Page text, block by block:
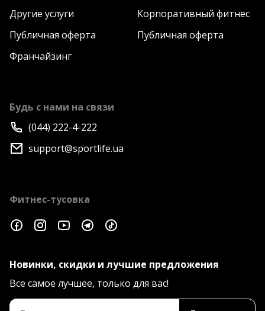
Другие услуги
Корпоративный фитнес
Публичная оферта
Публичная оферта
Франчайзинг
Будь с нами на связи
(044) 222-4-222
support@sportlife.ua
Фитнес-тусовка
Новинки, скидки и лучшие предложения
Все самое лучшее, только для вас!